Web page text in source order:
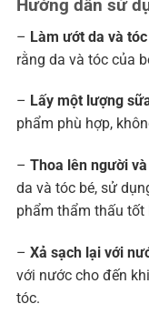
Hướng dẫn sử
– Làm ướt da và
rằng da và tóc của
– Lấy một lượng
phẩm phù hợp,
– Thoa lên người
da và tóc bé, sử
phẩm thẩm thấu tốt
– Xả sạch lại với
với nước cho đến
tóc.